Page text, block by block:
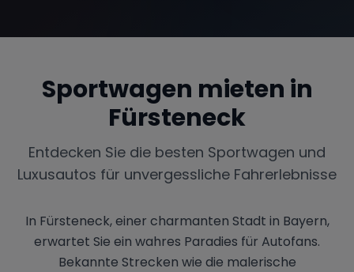
Sportwagen mieten in
Fürsteneck
Entdecken Sie die besten Sportwagen und
Luxusautos für unvergessliche Fahrerlebnisse
In Fürsteneck, einer charmanten Stadt in Bayern,
erwartet Sie ein wahres Paradies für Autofans.
Bekannte Strecken wie die malerische